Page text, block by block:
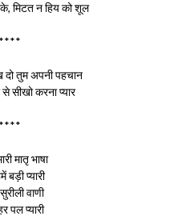
के, मिटत न हिय को शूल
तुम अपनी पहचान
से सीखो करना प्यार
मातृ भाषा
बड़ी प्यारी
वाणी
पल प्यारी